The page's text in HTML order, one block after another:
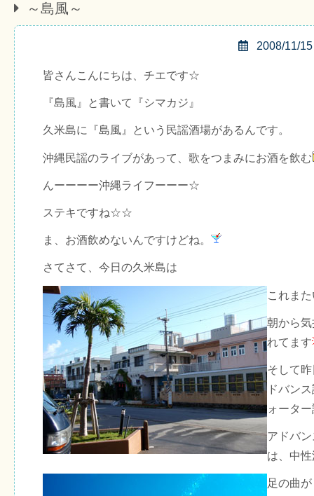
～島風～
2008/11/15
皆さんこんにちは、チエです☆
『島風』と書いて『シマカジ』
久米島に『島風』という民謡酒場があるんです。
沖縄民謡のライブがあって、歌をつまみにお酒を飲む
んーーーー沖縄ライフーーー☆
ステキですね☆☆
ま、お酒飲めないんですけどね。
さてさて、今日の久米島は
これま
朝から
れてます
そして
ドバン
ォータ
アドバ
は、中
足の曲